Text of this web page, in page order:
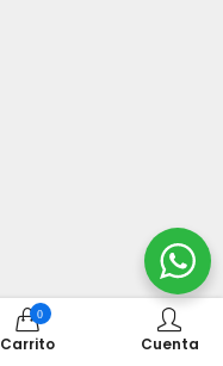
0
Carrito Cuenta